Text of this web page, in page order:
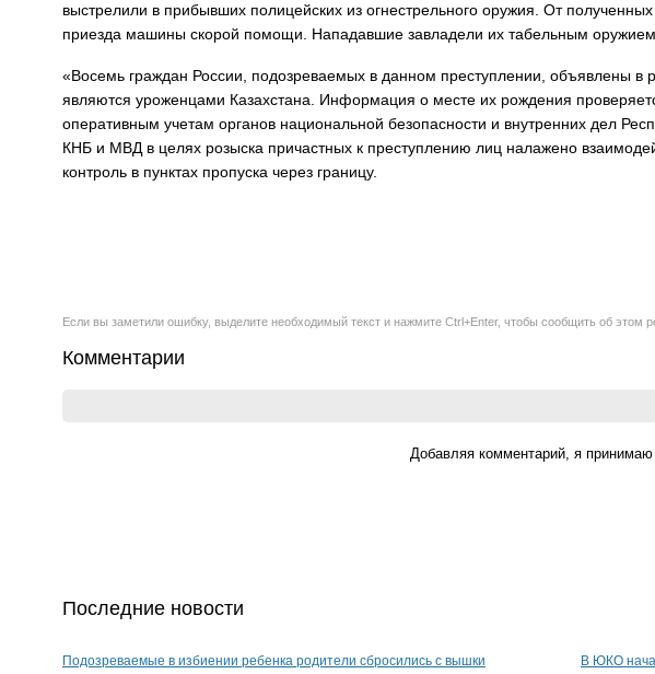
выстрелили в прибывших полицейских из огнестрельного оружия. От
приезда машины скорой помощи. Нападавшие завладели их табельным оружием
«Восемь граждан России, подозреваемых в данном преступлении, объявлены в
являются уроженцами Казахстана. Информация о месте их рождения
оперативным учетам органов национальной безопасности и внутренних дел
КНБ и МВД в целях розыска причастных к преступлению лиц налажено
контроль в пунктах пропуска через границу.
Если вы заметили ошибку, выделите необходимый текст и нажмите Ctrl+Enter, чтобы сообщить об этом
Комментарии
Добавляя комментарий, я принимаю
Последние новости
Подозреваемые в избиении ребенка родители сбросились с вышки
В ЮКО